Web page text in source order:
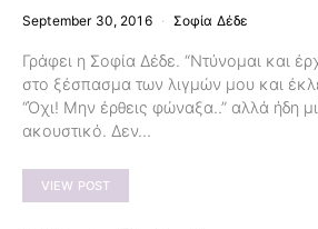
September 30, 2016 Σοφία Δέδε
Γράφει η Σοφία Δέδε. “Ντύνομαι και
στο ξέσπασμα των λιγμών μου και
“Όχι! Μην έρθεις φώναξα..” αλλά ήδη
ακουστικό. Δεν…
VIEW POST